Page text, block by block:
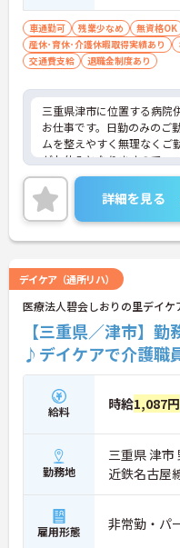
車通勤可 残業少なめ 無資格OK
産休･育休･介護休暇取得実績あり
交通費支給
退職金制度あり
三重県津市に位置する病院
お仕事です。日勤のみのご
ムを整えやすく無理なくご
がお休みとなりますので、
てやすいです。
ご興味をお持ちの方には詳
トをお伝えしますのでお気
いませ。
詳細を見る
デイケア（通所リハ）
医療法人碧会しおりの里デイケ
【三重県／津市】
♪デイケアで介護職
給料 時給1,087円
勤務地
三重県 津
近鉄名古屋
雇用形態 非常勤・パ